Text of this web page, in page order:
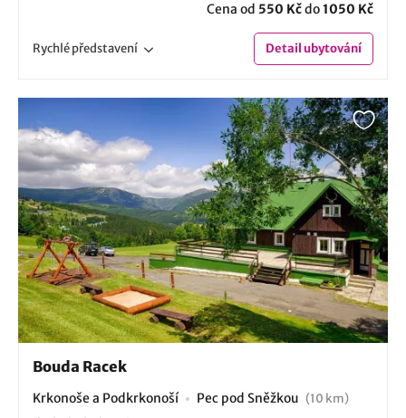
Cena od 550 Kčdo1050 Kč
Rychlépředstavení Detailubytování
Bouda Racek
Krkonoše a Podkrkonoší Pec pod Sněžkou (10 km)